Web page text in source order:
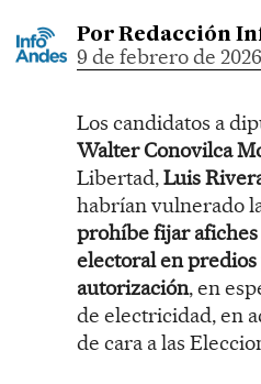
Por Redacción
9 de febrero de 2026
Los candidatos a
Walter Conovilca
Libertad,Luis
habrían vulnerado
prohíbe fijar
electoral en
autorización, en
de electricidad, en
de cara a las